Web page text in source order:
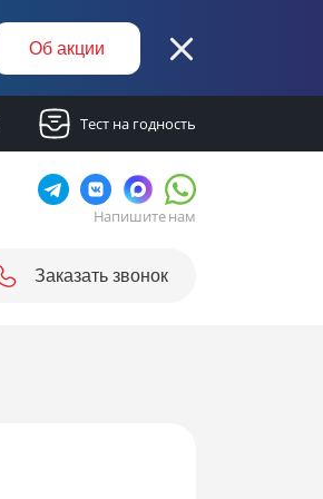
Об акции
Тест на годность
Напишите нам
Заказать звонок